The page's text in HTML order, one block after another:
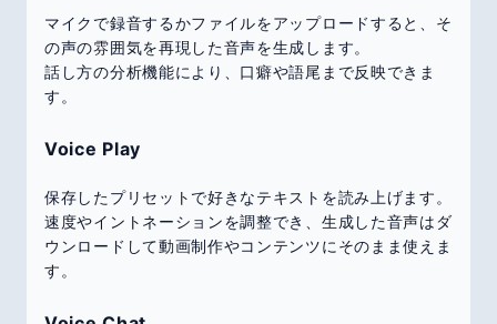
マイクで録音するかファイルをアップロードすると、そ
の声の雰囲気を再現した音声を生成します。
話し方の分析機能により、口癖や語尾まで反映できま
す。
Voice Play
保存したプリセットで好きなテキストを読み上げます。
速度やイントネーションを調整でき、生成した音声はダ
ウンロードして動画制作やコンテンツにそのまま使えま
す。